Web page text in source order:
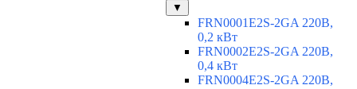
▼
FRN0001E2S-2GA 220В,
0,2 кВт
FRN0002E2S-2GA 220В,
0,4 кВт
FRN0004E2S-2GA 220В,